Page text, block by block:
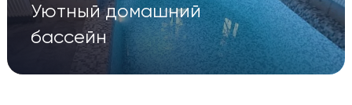
Уютный домашний
бассейн